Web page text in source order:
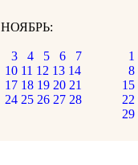
НОЯБРЬ:
3 4 5 6
7
10 11 12 13 14
17 18 19 20 21
24 25 26 27 28
1
8
15
22
29